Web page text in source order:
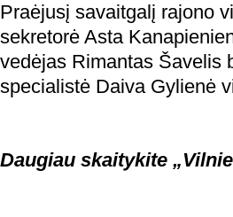
Praėjusį savaitgalį rajono
sekretorė Asta
vedėjas Rimantas Šavelis
specialistė Daiva Gylienė
Daugiau skaitykite